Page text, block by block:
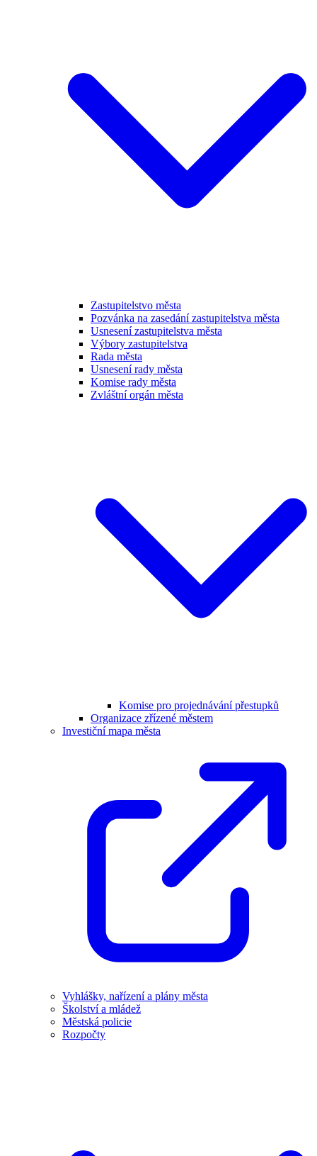
Zastupitelstvo města
Pozvánka na zasedání zastupitelstva města
Usnesení zastupitelstva města
Výbory zastupitelstva
Rada města
Usnesení rady města
Komise rady města
Zvláštní orgán města
Komise pro projednávání přestupků
Organizace zřízené městem
Investiční mapa města
Vyhlášky, nařízení a plány města
Školství a mládež
Městská policie
Rozpočty